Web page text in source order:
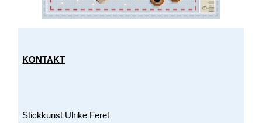
KONTAKT
Stickkunst Ulrike Feret